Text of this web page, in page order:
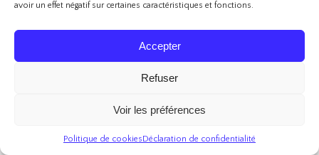
avoir un effet négatif sur certaines caractéristiques et fonctions.
Accepter
Refuser
Voir les préférences
Politique de cookiesDéclaration de confidentialité
coucou
je t’avoue que je ne connaissais pas du tout, merci pour la
Ces petits formats sont très mignons, sans parler de tes photos.
Très bel article.